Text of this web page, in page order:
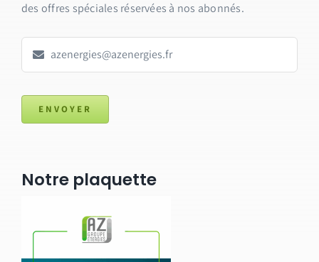
des offres spéciales réservées à nos abonnés.
ENVOYER
Notre plaquette